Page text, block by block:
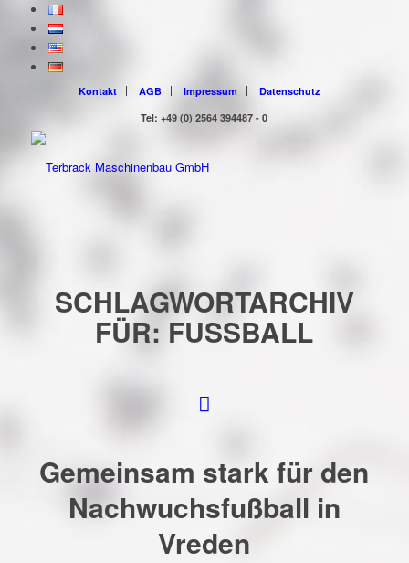
Kontakt AGB Impressum
Datenschutz
Tel: +49 (0) 2564 394487 - 0
SCHLAGWORTARCHIV
FÜR: FUSSBALL
Gemeinsam stark für den
Nachwuchsfußball in
Vreden